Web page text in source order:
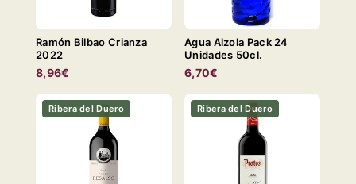
Ramón Bilbao Crianza
2022
8,96€
Agua Alzola Pack 24
Unidades 50cl.
6,70€
Ribera del Duero Ribera del Duero